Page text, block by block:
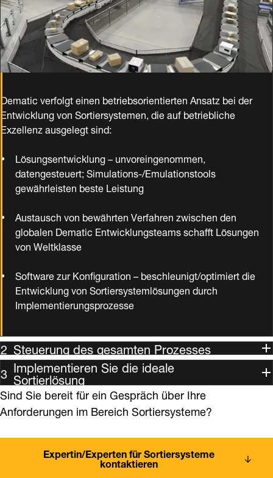
Dematic verfolgt einen betriebsorientierten Ansatz bei der
Entwicklung von Sortiersystemen, die auf betriebliche
Exzellenz ausgelegt sind:
Lösungsentwicklung – unvoreingenommen,
datengesteuert; Simulations-/Emulationstools
gewährleisten beste Leistung
Austausch von bewährten Verfahren zwischen den
globalen Dematic Entwicklungsteams schafft Lösungen
von Weltklasse
Software zur Konfiguration – beschleunigt/optimiert die
Entwicklung von Sortiersystemlösungen durch
Implementierungsprozesse
Steuerung des gesamten Prozesses
Implementieren Sie die ideale
Sortierlösung
Sind Sie bereit für ein Gespräch über Ihre
Anforderungen im Bereich Sortiersysteme?
Expertin/Experten für Sortiersysteme
kontaktieren